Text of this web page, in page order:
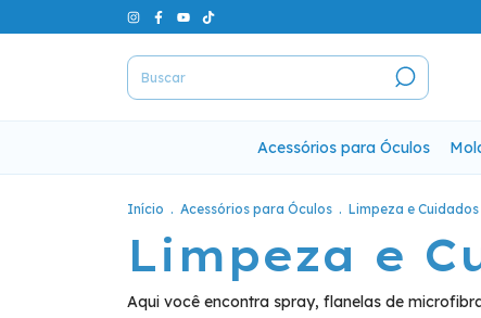
Acessórios para Óculos
Início . Acessórios para Óculos . Limpeza e Cuidados
Limpeza e
Aqui você encontra spray, flanelas de